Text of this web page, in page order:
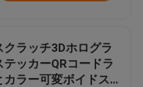
クラッチ3Dホログラ
テッカーQRコードラ
カラー可変ボイドス